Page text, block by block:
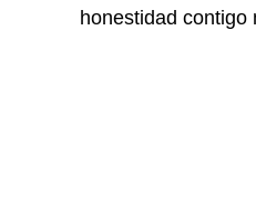
honestidad